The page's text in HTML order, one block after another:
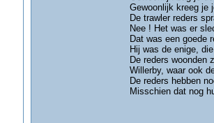
Gewoonlijk kreeg je
De trawler reders
Nee ! Het was er
Dat was een goede
Hij was de enige,
De reders woonden
Willerby, waar ook
De reders hebben
Misschien dat nog
George